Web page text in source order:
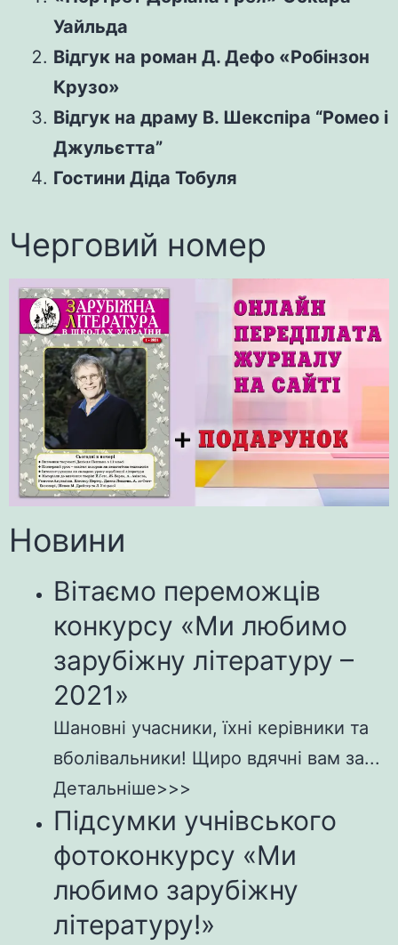
Уайльда
Відгук на роман Д. Дефо «Робінзон
Крузо»
Відгук на драму В. Шекспіра “Ромео і
Джульєтта”
Гостини Діда Тобуля
Черговий номер
Новини
Вітаємо переможців
конкурсу «Ми любимо
зарубіжну літературу –
2021»
Шановні учасники, їхні керівники та
вболівальники! Щиро вдячні вам за...
Детальніше>>>
Підсумки учнівського
фотоконкурсу «Ми
любимо зарубіжну
літературу!»